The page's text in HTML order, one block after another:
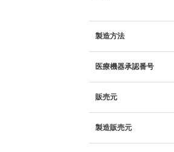
製造方法
医療機器承認番号
販売元
製造販売元